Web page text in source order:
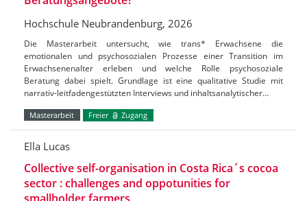
Hochschule Neubrandenburg, 2026
Die Masterarbeit untersucht, wie trans* Erwachsene die
emotionalen und psychosozialen Prozesse einer Transition im
Erwachsenenalter erleben und welche Rolle psychosoziale
Beratung dabei spielt. Grundlage ist eine qualitative Studie mit
narrativ-leitfadengestützten Interviews und inhaltsanalytischer…
Masterarbeit Freier Zugang
Ella Lucas
Collective self-organisation in Costa Rica´s cocoa
sector : challenges and oppotunities for